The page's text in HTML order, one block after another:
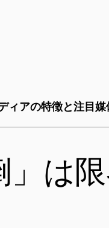
ィアの特徴と注目媒
は